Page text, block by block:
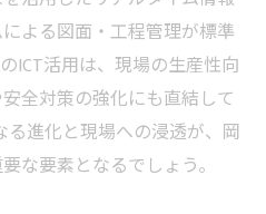
よる図面・工程管理が標準
ICT活用は、現場の生産性向
全対策の強化にも直結して
る進化と現場への浸透が、岡
な要素となるでしょう。